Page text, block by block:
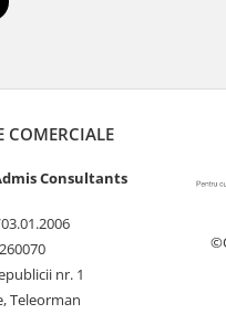
COMERCIALE
Consultants
nr. 1
Teleorman